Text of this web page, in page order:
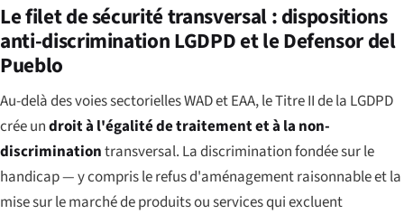
Le filet de sécurité transversal : dispositions
anti-discrimination LGDPD et le Defensor del
Pueblo
Au-delà des voies sectorielles WAD et EAA, le Titre II de la LGDPD
crée undroit à l'égalité de traitement et à la non-
discriminationtransversal. La discrimination fondée sur le
handicap — y compris le refus d'aménagement raisonnable et la
mise sur le marché de produits ou services qui excluent